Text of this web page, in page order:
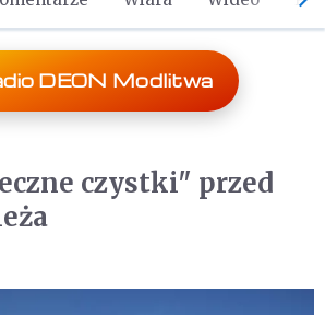
DEON Modlitwa
czystki" przed